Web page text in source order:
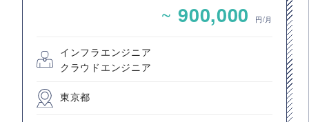
~ 900,000 円/月
インフラエンジニア
クラウドエンジニア
東京都